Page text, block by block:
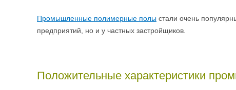
Промышленные полимерные полы стали очень
предприятий, но и у частных застройщиков.
Положительные характеристики